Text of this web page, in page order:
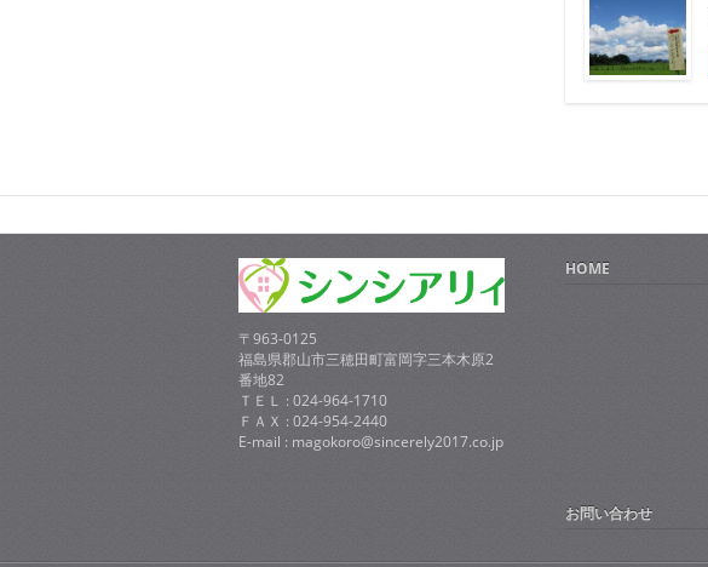
〒963-0125
福島県郡山市三穂田町富岡字三本木原2
番地82
ＴＥＬ : 024-964-1710
ＦＡＸ : 024-954-2440
E-mail : magokoro@sincerely2017.co.jp
HOME
お問い合わせ